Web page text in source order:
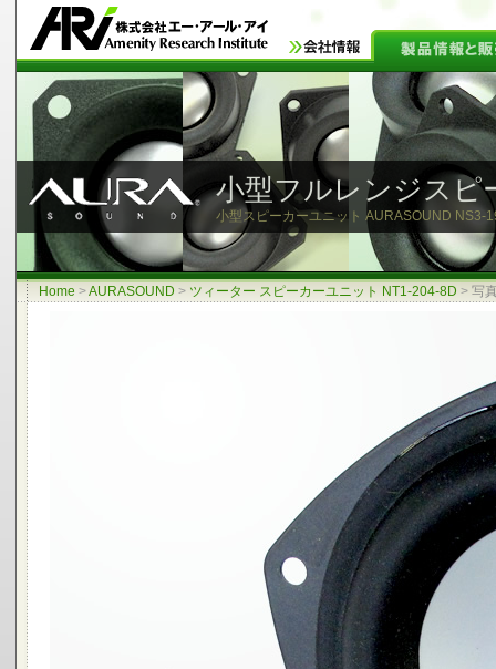
小型フルレンジスピ
小型スピーカーユニット AURASOUND NS3-
Home >AURASOUND > ツィーター スピーカーユニット NT1-204-8D > 写